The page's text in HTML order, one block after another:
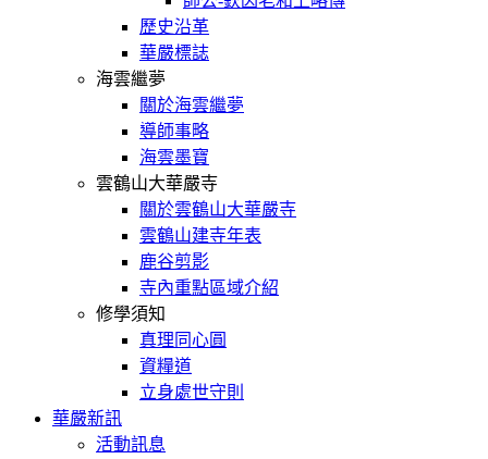
歷史沿革
華嚴標誌
海雲繼夢
關於海雲繼夢
導師事略
海雲墨寶
雲鶴山大華嚴寺
關於雲鶴山大華嚴寺
雲鶴山建寺年表
鹿谷剪影
寺內重點區域介紹
修學須知
真理同心圓
資糧道
立身處世守則
華嚴新訊
活動訊息